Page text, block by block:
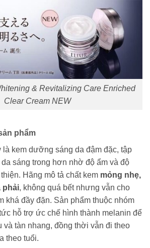
& Revitalizing Care Enriched
Clear Cream NEW
phẩm
kem dưỡng sáng da đậm đặc, tập
sáng trong hơn nhờ độ ẩm và độ
Hãng mô tả chất kem mỏng nhẹ,
phải, không quá bết nhưng vẫn cho
khá đầy đặn. Sản phẩm thuộc nhóm
hỗ trợ ức chế hình thành melanin để
và tàn nhang, đồng thời vẫn đi theo
theo tuổi.